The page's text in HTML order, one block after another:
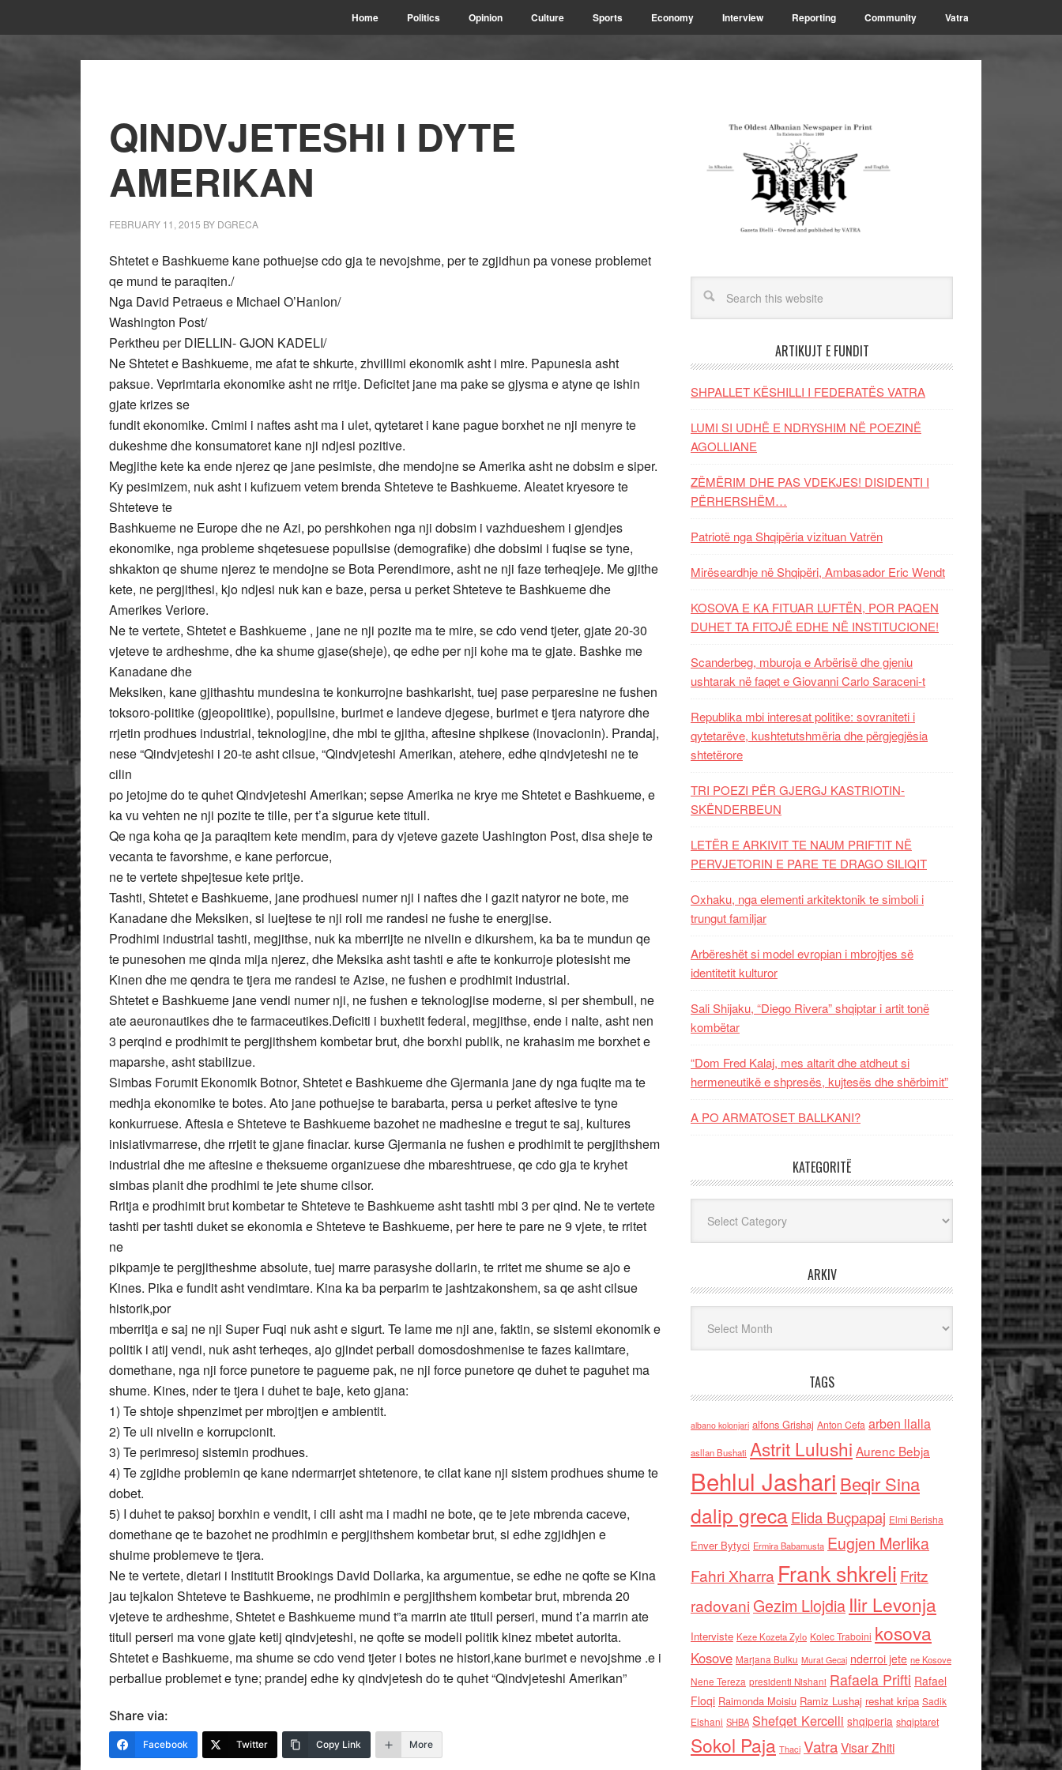
Home Politics Opinion Culture Sports Economy Interview Reporting Community Vatra
QINDVJETESHI I DYTE
AMERIKAN
FEBRUARY 11, 2015 BY DGRECA
Shtetet e Bashkueme kane pothuejse cdo gja te nevojshme, per te zgjidhun pa vonese problemet
qe mund te paraqiten./
Nga David Petraeus e Michael O’Hanlon/
Washington Post/
Perktheu per DIELLIN- GJON KADELI/
Ne Shtetet e Bashkueme, me afat te shkurte, zhvillimi ekonomik asht i mire. Papunesia asht
paksue. Veprimtaria ekonomike asht ne rritje. Deficitet jane ma pake se gjysma e atyne qe ishin
gjate krizes se
fundit ekonomike. Cmimi i naftes asht ma i ulet, qytetaret i kane pague borxhet ne nji menyre te
dukeshme dhe konsumatoret kane nji ndjesi pozitive.
Megjithe kete ka ende njerez qe jane pesimiste, dhe mendojne se Amerika asht ne dobsim e siper.
Ky pesimizem, nuk asht i kufizuem vetem brenda Shteteve te Bashkueme. Aleatet kryesore te
Shteteve te
Bashkueme ne Europe dhe ne Azi, po pershkohen nga nji dobsim i vazhdueshem i gjendjes
ekonomike, nga probleme shqetesuese popullsise (demografike) dhe dobsimi i fuqise se tyne,
shkakton qe shume njerez te mendojne se Bota Perendimore, asht ne nji faze terheqjeje. Me gjithe
kete, ne pergjithesi, kjo ndjesi nuk kan e baze, persa u perket Shteteve te Bashkueme dhe
Amerikes Veriore.
Ne te vertete, Shtetet e Bashkueme , jane ne nji pozite ma te mire, se cdo vend tjeter, gjate 20-30
vjeteve te ardheshme, dhe ka shume gjase(sheje), qe edhe per nji kohe ma te gjate. Bashke me
Kanadane dhe
Meksiken, kane gjithashtu mundesina te konkurrojne bashkarisht, tuej pase perparesine ne fushen
toksoro-politike (gjeopolitike), popullsine, burimet e landeve djegese, burimet e tjera natyrore dhe
rrjetin prodhues industrial, teknologjine, dhe mbi te gjitha, aftesine shpikese (inovacionin). Prandaj,
nese “Qindvjeteshi i 20-te asht cilsue, “Qindvjeteshi Amerikan, atehere, edhe qindvjeteshi ne te
cilin
po jetojme do te quhet Qindvjeteshi Amerikan; sepse Amerika ne krye me Shtetet e Bashkueme, e
ka vu vehten ne nji pozite te tille, per t’a sigurue kete titull.
Qe nga koha qe ja paraqitem kete mendim, para dy vjeteve gazete Uashington Post, disa sheje te
vecanta te favorshme, e kane perforcue,
ne te vertete shpejtesue kete pritje.
Tashti, Shtetet e Bashkueme, jane prodhuesi numer nji i naftes dhe i gazit natyror ne bote, me
Kanadane dhe Meksiken, si luejtese te nji roli me randesi ne fushe te energjise.
Prodhimi industrial tashti, megjithse, nuk ka mberrijte ne nivelin e dikurshem, ka ba te mundun qe
te punesohen me qinda mija njerez, dhe Meksika asht tashti e afte te konkurroje plotesisht me
Kinen dhe me qendra te tjera me randesi te Azise, ne fushen e prodhimit industrial.
Shtetet e Bashkueme jane vendi numer nji, ne fushen e teknologjise moderne, si per shembull, ne
ate aeuronautikes dhe te farmaceutikes.Deficiti i buxhetit federal, megjithse, ende i nalte, asht nen
3 perqind e prodhimit te pergjithshem kombetar brut, dhe borxhi publik, ne krahasim me borxhet e
maparshe, asht stabilizue.
Simbas Forumit Ekonomik Botnor, Shtetet e Bashkueme dhe Gjermania jane dy nga fuqite ma te
medhja ekonomike te botes. Ato jane pothuejse te barabarta, persa u perket aftesive te tyne
konkurruese. Aftesia e Shteteve te Bashkueme bazohet ne madhesine e tregut te saj, kultures
inisiativmarrese, dhe rrjetit te gjane finaciar. kurse Gjermania ne fushen e prodhimit te pergjithshem
industrial dhe me aftesine e theksueme organizuese dhe mbareshtruese, qe cdo gja te kryhet
simbas planit dhe prodhimi te jete shume cilsor.
Rritja e prodhimit brut kombetar te Shteteve te Bashkueme asht tashti mbi 3 per qind. Ne te vertete
tashti per tashti duket se ekonomia e Shteteve te Bashkueme, per here te pare ne 9 vjete, te rritet
ne
pikpamje te pergjitheshme absolute, tuej marre parasyshe dollarin, te rritet me shume se ajo e
Kines. Pika e fundit asht vendimtare. Kina ka ba perparim te jashtzakonshem, sa qe asht cilsue
historik,por
mberritja e saj ne nji Super Fuqi nuk asht e sigurt. Te lame me nji ane, faktin, se sistemi ekonomik e
politik i atij vendi, nuk asht terheqes, ajo gjindet perball domosdoshmenise te fazes kalimtare,
domethane, nga nji force punetore te pagueme pak, ne nji force punetore qe duhet te paguhet ma
shume. Kines, nder te tjera i duhet te baje, keto gjana:
1) Te shtoje shpenzimet per mbrojtjen e ambientit.
2) Te uli nivelin e korrupcionit.
3) Te perimresoj sistemin prodhues.
4) Te zgjidhe problemin qe kane ndermarrjet shtetenore, te cilat kane nji sistem prodhues shume te
dobet.
5) I duhet te paksoj borxhin e vendit, i cili asht ma i madhi ne bote, qe te jete mbrenda caceve,
domethane qe te bazohet ne prodhimin e pergjithshem kombetar brut, si edhe zgjidhjen e
shuime problemeve te tjera.
Ne te vertete, dietari i Institutit Brookings David Dollarka, ka argumentue, se edhe ne qofte se Kina
jau tejkalon Shteteve te Bashkueme, ne prodhimin e pergjithshem kombetar brut, mbrenda 20
vjeteve te ardheshme, Shtetet e Bashkueme mund t”a marrin ate titull perseri, mund t’a marrin ate
titull perseri ma vone gjate ketij qindvjeteshi, ne qofte se modeli politik kinez mbetet autorita.
Shtetet e Bashkueme, ma shume se cdo vend tjeter i botes ne histori,kane burimet e nevojshme .e i
perballue problemet e tyne; prandej edhe ky qindvjetesh do te quhet “Qindvjeteshi Amerikan”
Share via:
Facebook Twitter Copy Link More
ARTIKUJT E FUNDIT
SHPALLET KËSHILLI I FEDERATËS VATRA
LUMI SI UDHË E NDRYSHIM NË POEZINË
AGOLLIANE
ZËMËRIM DHE PAS VDEKJES! DISIDENTI I
PËRHERSHËM…
Patriotë nga Shqipëria vizituan Vatrën
Mirëseardhje në Shqipëri, Ambasador Eric Wendt
KOSOVA E KA FITUAR LUFTËN, POR PAQEN
DUHET TA FITOJË EDHE NË INSTITUCIONE!
Scanderbeg, mburoja e Arbërisë dhe gjeniu
ushtarak në faqet e Giovanni Carlo Saraceni-t
Republika mbi interesat politike: sovraniteti i
qytetarëve, kushtetutshmëria dhe përgjegjësia
shtetërore
TRI POEZI PËR GJERGJ KASTRIOTIN-
SKËNDERBEUN
LETËR E ARKIVIT TE NAUM PRIFTIT NË
PERVJETORIN E PARE TE DRAGO SILIQIT
Oxhaku, nga elementi arkitektonik te simboli i
trungut familjar
Arbëreshët si model evropian i mbrojtjes së
identitetit kulturor
Sali Shijaku, “Diego Rivera” shqiptar i artit tonë
kombëtar
“Dom Fred Kalaj, mes altarit dhe atdheut si
hermeneutikë e shpresës, kujtesës dhe shërbimit”
A PO ARMATOSET BALLKANI?
KATEGORITË
ARKIV
TAGS
albano kolonjari alfons Grishaj Anton Cefa arben llalla
asllan Bushati Astrit Lulushi Aurenc Bebja
Behlul Jashari Beqir Sina
dalip grecaElida Buçpapaj Elmi Berisha
Enver Bytyci Ermira Babamusta Eugjen Merlika
Fahri Xharra Frank shkreli Fritz
radovaniGezim Llojdia Ilir Levonja
Interviste Keze Kozeta Zylo Kolec Traboini kosova
Kosove Marjana Bulku Murat Gecaj nderroi jete ne Kosove
Nene Tereza presidenti Nishani Rafaela Prifti Rafael
Floqi Raimonda Moisiu Ramiz Lushaj reshat kripa Sadik
Elshani SHBA Shefqet Kercelli shqiperia shqiptaret
Sokol Paja Thaci VatraVisar Zhiti